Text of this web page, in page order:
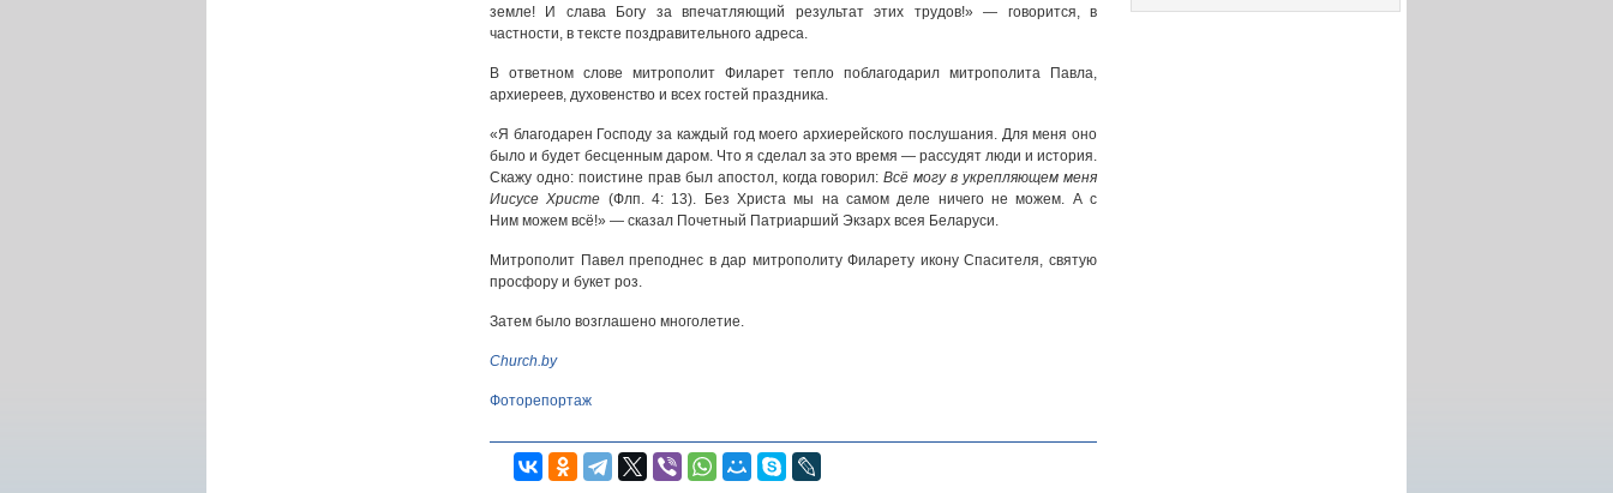
земле! И слава Богу за впечатляющий результат этих трудов!» — говорится, в
частности, в тексте поздравительного адреса.
В ответном слове митрополит Филарет тепло поблагодарил митрополита Павла,
архиереев, духовенство и всех гостей праздника.
«Я благодарен Господу за каждый год моего архиерейского послушания. Для меня оно
было и будет бесценным даром. Что я сделал за это время — рассудят люди и история.
Скажу одно: поистине прав был апостол, когда говорил:Всё могу в укрепляющем меня
Иисусе Христе (Флп. 4: 13). Без Христа мы на самом деле ничего не можем. А с
Ним можем всё!» — сказал Почетный Патриарший Экзарх всея Беларуси.
Митрополит Павел преподнес в дар митрополиту Филарету икону Спасителя, святую
просфору и букет роз.
Затем было возглашено многолетие.
Church.by
Фоторепортаж